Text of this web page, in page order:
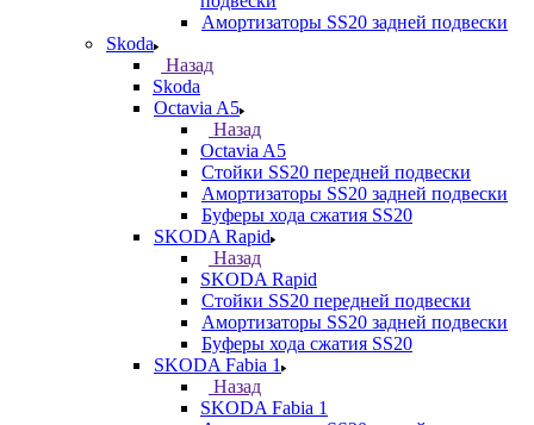
Амортизаторы SS20 задней подвески
Skoda
Назад
Skoda
Octavia A5
Назад
Octavia A5
Стойки SS20 передней подвески
Амортизаторы SS20 задней подвески
Буферы хода сжатия SS20
SKODA Rapid
Назад
SKODA Rapid
Стойки SS20 передней подвески
Амортизаторы SS20 задней подвески
Буферы хода сжатия SS20
SKODA Fabia 1
Назад
SKODA Fabia 1